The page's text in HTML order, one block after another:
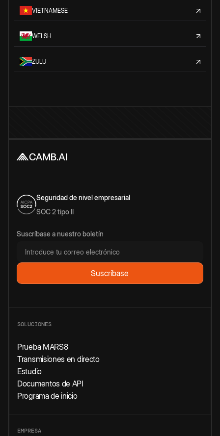
VIETNAMESE
WELSH
ZULU
Seguridad de nivel empresarial
SOC 2 tipo II
Suscríbase a nuestro boletín
SOLUCIONES
Prueba MARS8
Transmisiones en directo
Estudio
Documentos de API
Programa de inicio
EMPRESA